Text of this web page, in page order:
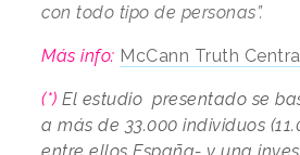
con todo tipo de personas”.
Más info: McCann Truth
(*) El estudio presentado se
a más de 33.000 individuos